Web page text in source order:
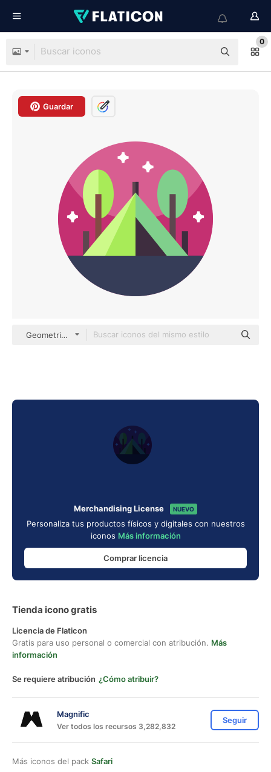
0
Guardar
Geometric Flat Circular Flat
Merchandising License NUEVO
Personaliza tus productos físicos y digitales con nuestros
iconos Más información
Comprar licencia
Tienda icono gratis
Licencia de Flaticon
Gratis para uso personal o comercial con atribución. Más
información
Se requiere atribución ¿Cómo atribuir?
Magnific
Ver todos los recursos 3,282,832
Seguir
Más iconos del pack Safari